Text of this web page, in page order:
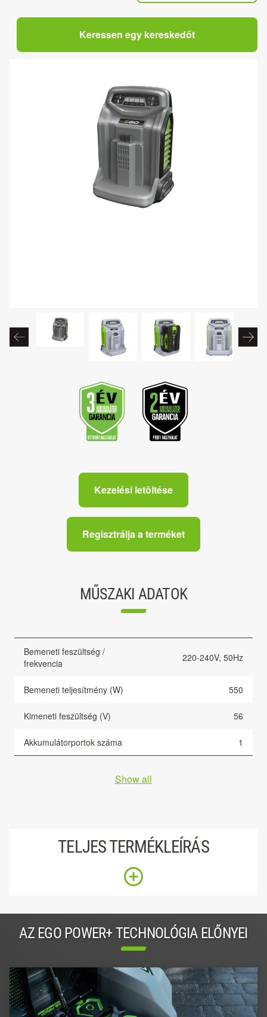
Kezelési letöltése
Regisztrálja a terméket
Keressen egy kereskedőt
MŰSZAKI ADATOK
Bemeneti feszültség /
frekvencia
220-240V, 50Hz
Bemeneti teljesítmény (W) 550
Kimeneti feszültség (V) 56
Akkumulátorportok száma 1
Show all
TELJES TERMÉKLEÍRÁS
AZ EGO POWER+ TECHNOLÓGIA ELŐNYEI